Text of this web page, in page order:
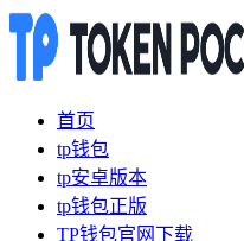
首页
tp钱包
tp安卓版本
tp钱包正版
TP钱包官网下载